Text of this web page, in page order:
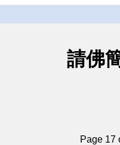
請佛
Page 17